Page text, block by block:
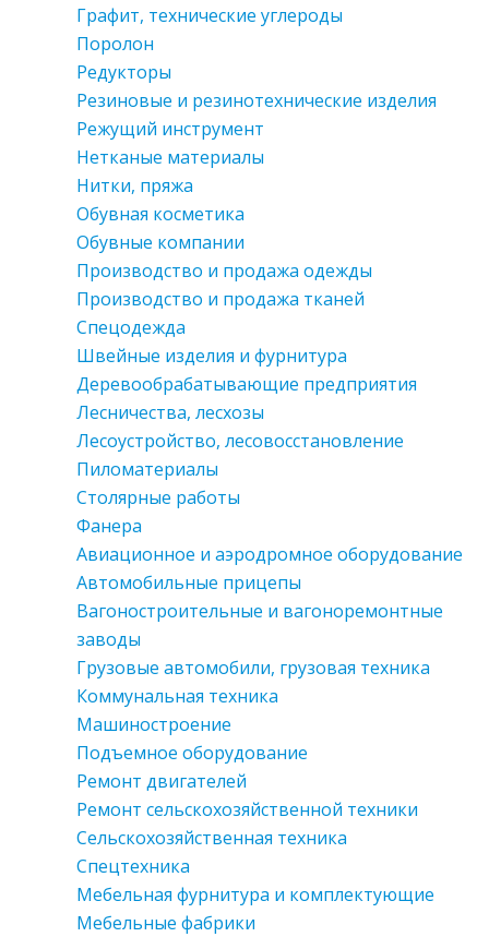
Графит, технические углероды
Поролон
Редукторы
Резиновые и резинотехнические изделия
Режущий инструмент
Нетканые материалы
Нитки, пряжа
Обувная косметика
Обувные компании
Производство и продажа одежды
Производство и продажа тканей
Спецодежда
Швейные изделия и фурнитура
Деревообрабатывающие предприятия
Лесничества, лесхозы
Лесоустройство, лесовосстановление
Пиломатериалы
Столярные работы
Фанера
Авиационное и аэродромное оборудование
Автомобильные прицепы
Вагоностроительные и вагоноремонтные
заводы
Грузовые автомобили, грузовая техника
Коммунальная техника
Машиностроение
Подъемное оборудование
Ремонт двигателей
Ремонт сельскохозяйственной техники
Сельскохозяйственная техника
Спецтехника
Мебельная фурнитура и комплектующие
Мебельные фабрики